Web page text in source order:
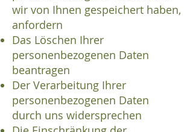
wir von Ihnen gespeichert haben,
anfordern
Das Löschen Ihrer
personenbezogenen Daten
beantragen
Der Verarbeitung Ihrer
personenbezogenen Daten
durch uns widersprechen